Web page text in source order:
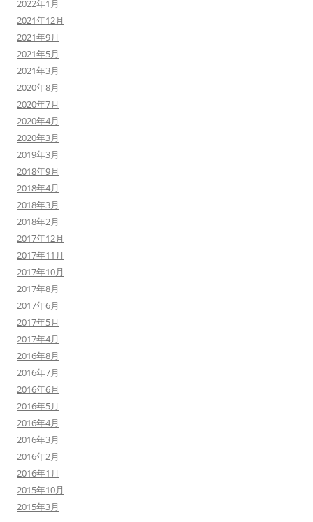
2022年1月
2021年12月
2021年9月
2021年5月
2021年3月
2020年8月
2020年7月
2020年4月
2020年3月
2019年3月
2018年9月
2018年4月
2018年3月
2018年2月
2017年12月
2017年11月
2017年10月
2017年8月
2017年6月
2017年5月
2017年4月
2016年8月
2016年7月
2016年6月
2016年5月
2016年4月
2016年3月
2016年2月
2016年1月
2015年10月
2015年3月